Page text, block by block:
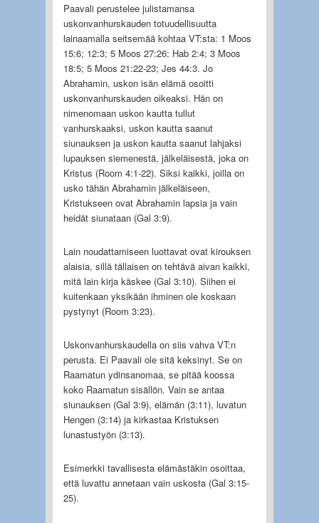
Paavali perustelee julistamansa
uskonvanhurskauden totuudellisuutta
lainaamalla seitsemää kohtaa VT:sta: 1 Moos
15:6; 12:3; 5 Moos 27:26; Hab 2:4; 3 Moos
18:5; 5 Moos 21:22-23; Jes 44:3. Jo
Abrahamin, uskon isän elämä osoitti
uskonvanhurskauden oikeaksi. Hän on
nimenomaan uskon kautta tullut
vanhurskaaksi, uskon kautta saanut
siunauksen ja uskon kautta saanut lahjaksi
lupauksen siemenestä, jälkeläisestä, joka on
Kristus (Room 4:1-22). Siksi kaikki, joilla on
usko tähän Abrahamin jälkeläiseen,
Kristukseen ovat Abrahamin lapsia ja vain
heidät siunataan (Gal 3:9).
Lain noudattamiseen luottavat ovat kirouksen
alaisia, sillä tällaisen on tehtävä aivan kaikki,
mitä lain kirja käskee (Gal 3:10). Siihen ei
kuitenkaan yksikään ihminen ole koskaan
pystynyt (Room 3:23).
Uskonvanhurskaudella on siis vahva VT:n
perusta. Ei Paavali ole sitä keksinyt. Se on
Raamatun ydinsanomaa, se pitää koossa
koko Raamatun sisällön. Vain se antaa
siunauksen (Gal 3:9), elämän (3:11), luvatun
Hengen (3:14) ja kirkastaa Kristuksen
lunastustyön (3:13).
Esimerkki tavallisesta elämästäkin osoittaa,
että luvattu annetaan vain uskosta (Gal 3:15-
25).